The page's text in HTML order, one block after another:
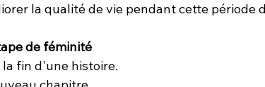
la qualité de vie pendant cette période
de féminité
fin d'une histoire.